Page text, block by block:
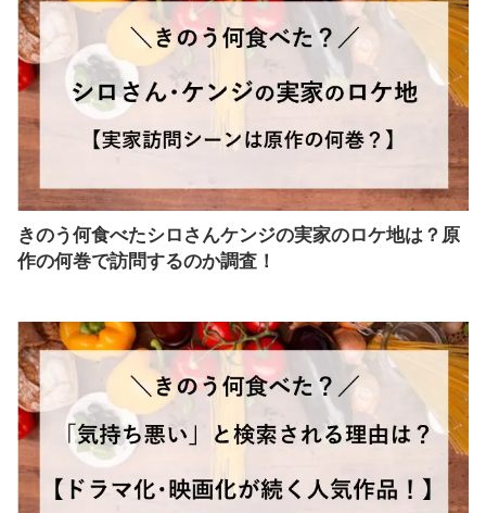
きのう何食べたシロさんケンジの実家のロケ地は？原
作の何巻で訪問するのか調査！